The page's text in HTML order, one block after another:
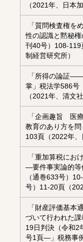
（2021年、日本
「質問検査権
性の認識と黙秘
刊40号）108-119
制経営研究所）
「所得の論証
掌」税法学586号
（2021年、清文社
「企画趣旨 医
教育のあり方を
103頁（2022年、
「重加算税にお
—要件事実論的等
（通巻633号）
号）11-20頁（
「財産評価基本
づいて行われた
19日判決（令和2
号1頁―」税務事